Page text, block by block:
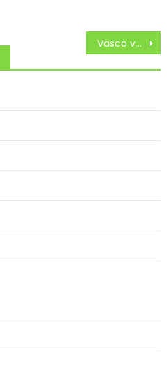
Vasco venderá Ryan para John Textor e Engenhao entrará como parte do pagamento